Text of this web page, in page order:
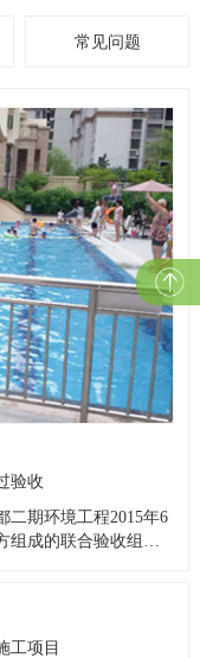
常见问题
验收
期环境工程2015年6
成的联合验收组的
质景观、景观水系、
工项目